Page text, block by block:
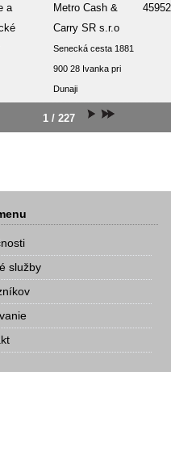
a
Metro Cash &
Carry SR s.r.o
Senecká cesta 1881
900 28 Ivanka pri
Dunaji
1 / 227
služby